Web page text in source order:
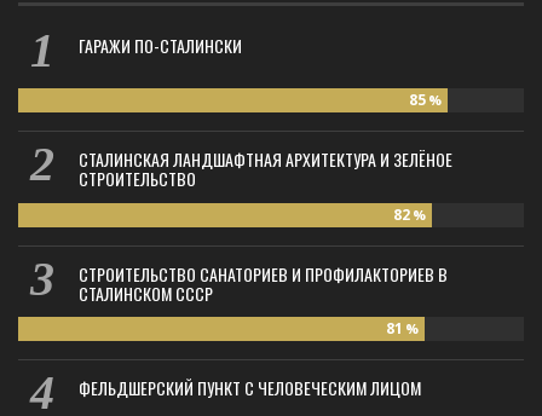
ГАРАЖИ ПО-СТАЛИНСКИ
85 %
СТАЛИНСКАЯ ЛАНДШАФТНАЯ АРХИТЕКТУРА И ЗЕЛЁНОЕ
СТРОИТЕЛЬСТВО
82 %
СТРОИТЕЛЬСТВО САНАТОРИЕВ И ПРОФИЛАКТОРИЕВ В
СТАЛИНСКОМ СССР
81 %
ФЕЛЬДШЕРСКИЙ ПУНКТ С ЧЕЛОВЕЧЕСКИМ ЛИЦОМ